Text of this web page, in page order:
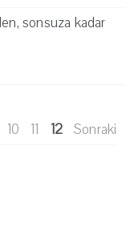
sonsuza kadar
10 11 12
Sonraki